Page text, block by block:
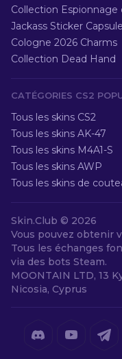
Collection
Jackass Sticker Capsule
Cologne 2026 Charms
Collection Dead Hand
CATÉGORIES CS2
Tous les skins CS2
Tous les skins AK-47
Tous les skins M4A1-S
Tous les skins AWP
Tous les skins de
Skin.Club © 2026
Vous pouvez obtenir
Tous les échanges
via des bots Steam.
MOONTAIN LTD, 13
Nicosia, Cyprus